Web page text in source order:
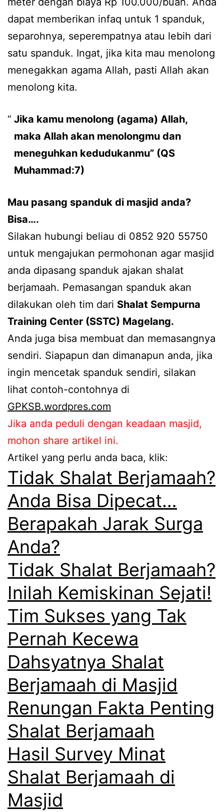
dapat memberikan infaq untuk 1 spanduk,
separohnya, seperempatnya atau lebih dari
satu spanduk. Ingat, jika kita mau menolong
menegakkan agama Allah, pasti Allah akan
menolong kita.
Jika kamu menolong (agama) Allah,
maka Allah akan menolongmu dan
meneguhkan kedudukanmu” (QS
Muhammad:7)
Mau pasang spanduk di masjid anda?
Bisa….
Silakan hubungi beliau di 0852 920 55750
untuk mengajukan permohonan agar masjid
anda dipasang spanduk ajakan shalat
berjamaah. Pemasangan spanduk akan
dilakukan oleh tim dari Shalat Sempurna
Training Center (SSTC) Magelang.
Anda juga bisa membuat dan memasangnya
sendiri. Siapapun dan dimanapun anda, jika
ingin mencetak spanduk sendiri, silakan
lihat contoh-contohnya di
GPKSB.wordpres.com
Jika anda peduli dengan keadaan masjid,
mohon share artikel ini.
Artikel yang perlu anda baca, klik:
Tidak Shalat Berjamaah?
Anda Bisa Dipecat…
Berapakah Jarak Surga
Anda?
Tidak Shalat Berjamaah?
Inilah Kemiskinan Sejati!
Tim Sukses yang Tak
Pernah Kecewa
Dahsyatnya Shalat
Berjamaah di Masjid
Renungan Fakta Penting
Shalat Berjamaah
Hasil Survey Minat
Shalat Berjamaah di
Masjid